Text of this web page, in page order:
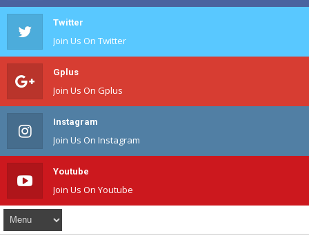
Twitter
Join Us On Twitter
Gplus
Join Us On Gplus
Instagram
Join Us On Instagram
Youtube
Join Us On Youtube